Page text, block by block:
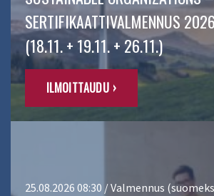
SERTIFIKAATTIVALMENNUS 2026
(18.11. + 19.11. + 26.11.)
ILMOITTAUDU ›
25.08.2026 08:30 / Valmennus